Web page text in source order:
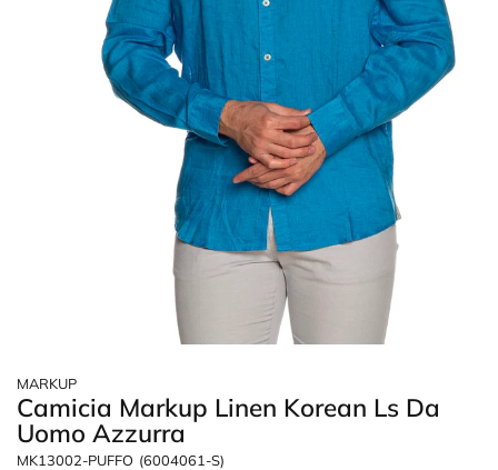
MARKUP
Camicia Markup Linen Korean Ls Da
Uomo Azzurra
MK13002-PUFFO (6004061-S)